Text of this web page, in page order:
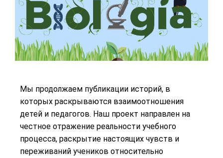
Мы продолжаем публикации историй, в
которых раскрываются взаимоотношения
детей и педагогов. Наш проект направлен на
честное отражение реальности учебного
процесса, раскрытие настоящих чувств и
переживаний учеников относительно